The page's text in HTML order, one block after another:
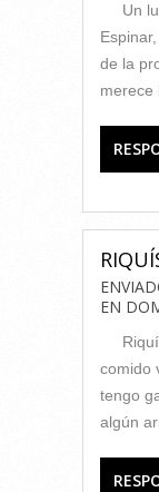
Un
de la
merece
EN
comido
tengo
algún